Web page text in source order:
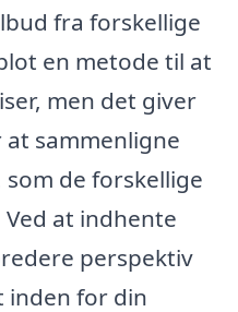
fra forskellige
en metode til at
men det giver
sammenligne
de forskellige
at indhente
perspektiv
inden for din